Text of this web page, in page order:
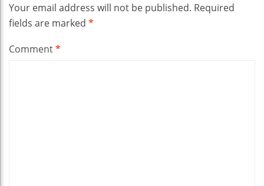
Your email address will not be published. Required
fields are marked *
Comment*